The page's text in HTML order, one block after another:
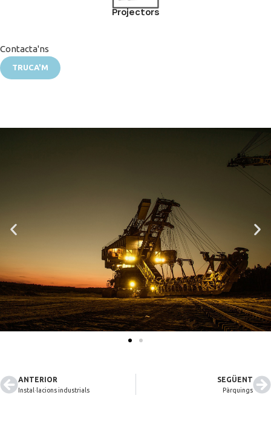
Projectors
Contacta'ns
TRUCA'M
ANTERIOR
Instal·lacions industrials
SEGÜENT
Pàrquings